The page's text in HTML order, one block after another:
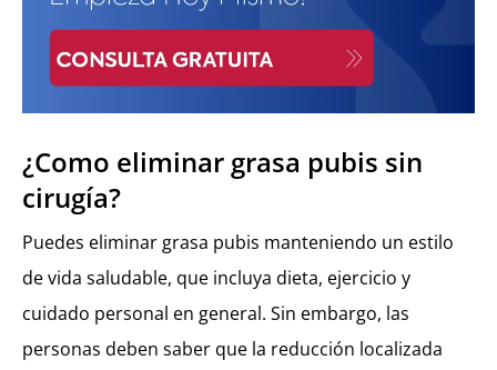
¿Como eliminar grasa pubis sin
cirugía?
Puedes eliminar grasa pubis manteniendo un estilo
de vida saludable, que incluya dieta, ejercicio y
cuidado personal en general. Sin embargo, las
personas deben saber que la reducción localizada